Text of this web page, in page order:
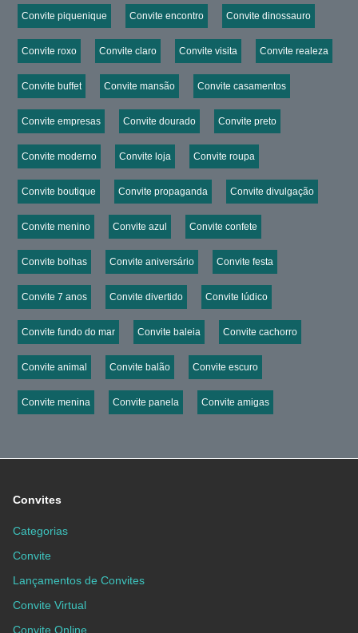
Convite piquenique Convite encontro Convite dinossauro
Convite roxo Convite claro Convite visita Convite realeza
Convite buffet Convite mansão Convite casamentos
Convite empresas Convite dourado Convite preto
Convite moderno Convite loja Convite roupa
Convite boutique Convite propaganda Convite divulgação
Convite menino Convite azul Convite confete
Convite bolhas Convite aniversário Convite festa
Convite 7 anos Convite divertido Convite lúdico
Convite fundo do mar Convite baleia Convite cachorro
Convite animal Convite balão Convite escuro
Convite menina Convite panela Convite amigas
Convites
Categorias
Convite
Lançamentos de Convites
Convite Virtual
Convite Online